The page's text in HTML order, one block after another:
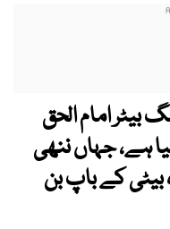
بیٹر امام الحق
ہے، جہاں ننھی
بیٹی کے باپ بن